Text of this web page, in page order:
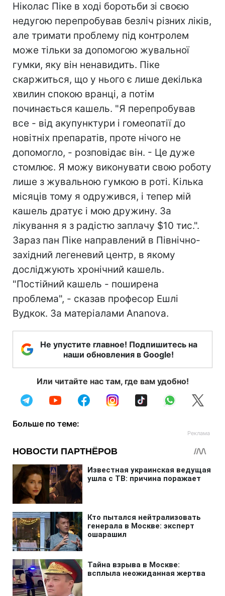
Ніколас Піке в ході боротьби зі своєю
недугою перепробував безліч різних ліків,
але тримати проблему під контролем
може тільки за допомогою жувальної
гумки, яку він ненавидить. Піке
скаржиться, що у нього є лише декілька
хвилин спокою вранці, а потім
починається кашель. "Я перепробував
все - від акупунктури і гомеопатії до
новітніх препаратів, проте нічого не
допомогло, - розповідає він. - Це дуже
стомлює. Я можу виконувати свою роботу
лише з жувальною гумкою в роті. Кілька
місяців тому я одружився, і тепер мій
кашель дратує і мою дружину. За
лікування я з радістю заплачу $10 тис.".
Зараз пан Піке направлений в Північно-
західний легеневий центр, в якому
досліджують хронічний кашель.
"Постійний кашель - поширена
проблема", - сказав професор Ешлі
Вудкок. За матеріалами Ananova.
Не упустите главное! Подпишитесь на
наши обновления в Google!
Или читайте нас там, где вам удобно!
Больше по теме: